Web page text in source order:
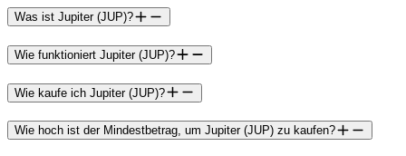
Was ist Jupiter (JUP)?
Wie funktioniert Jupiter (JUP)?
Wie kaufe ich Jupiter (JUP)?
Wie hoch ist der Mindestbetrag, um Jupiter (JUP) zu kaufen?